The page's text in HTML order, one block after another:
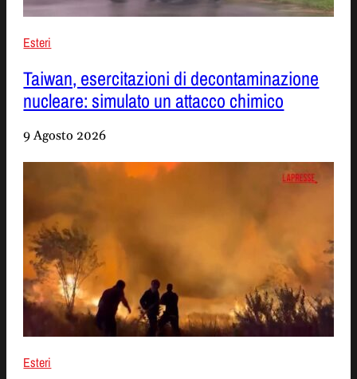
Esteri
Taiwan, esercitazioni di decontaminazione
nucleare: simulato un attacco chimico
9 Agosto 2026
Esteri